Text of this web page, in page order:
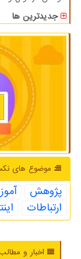
جدیدترین ها
موضوع های
پژوهش
ارتباطات
اخبار و